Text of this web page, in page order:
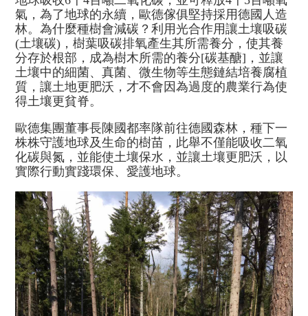
氣，為了地球的永續，歐德傢俱堅持採用德國人造
林。為什麼種樹會減碳？利用光合作用讓土壤吸碳
(土壤碳)，樹葉吸碳排氧產生其所需養分，使其養
分存於根部，成為樹木所需的養分[碳基醣]，並讓
土壤中的細菌、真菌、微生物等生態鏈結培養腐植
質，讓土地更肥沃，才不會因為過度的農業行為使
得土壤更貧脊。
歐德集團董事長陳國都率隊前往德國森林，種下一
株株守護地球及生命的樹苗，此舉不僅能吸收二氧
化碳與氮，並能使土壤保水，並讓土壤更肥沃，以
實際行動實踐環保、愛護地球。